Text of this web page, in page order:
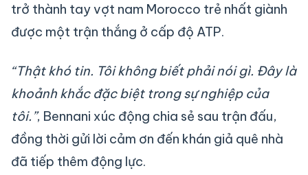
trở thành tay vợt nam Morocco trẻ nhất giành
được một trận thắng ở cấp độ ATP.
“Thật khó tin. Tôi không biết phải nói gì. Đây là
khoảnh khắc đặc biệt trong sự nghiệp của
tôi.”, Bennani xúc động chia sẻ sau trận đấu,
đồng thời gửi lời cảm ơn đến khán giả quê nhà
đã tiếp thêm động lực.